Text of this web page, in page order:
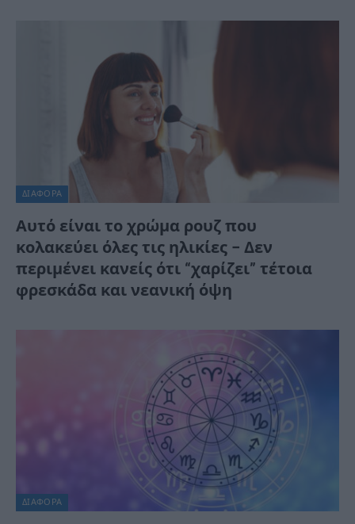
ΔΙΆΦΟΡΑ
Αυτό είναι το χρώμα ρουζ που
κολακεύει όλες τις ηλικίες – Δεν
περιμένει κανείς ότι “χαρίζει” τέτοια
φρεσκάδα και νεανική όψη
ΔΙΆΦΟΡΑ